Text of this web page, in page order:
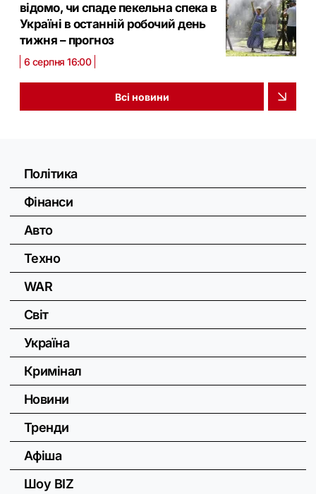
відомо, чи спаде пекельна спека в
Україні в останній робочий день
тижня – прогноз
6 серпня 16:00
Всі новини
Політика
Фінанси
Авто
Техно
WAR
Світ
Україна
Кримінал
Новини
Тренди
Афіша
Шоу BIZ